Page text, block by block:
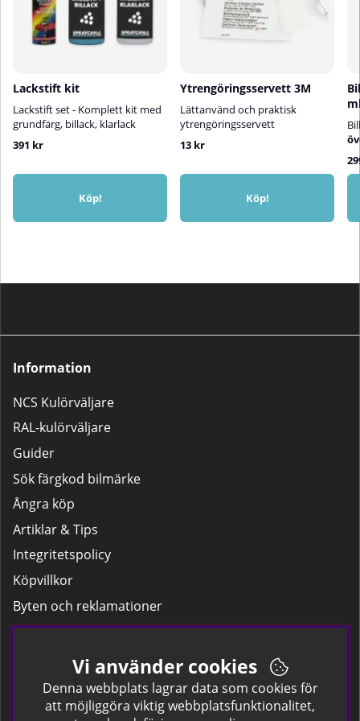
Lackstift kit
Lackstift set - Komplett kit med
grundfärg, billack, klarlack
391 kr
Köp!
Ytrengöringsservett 3M
Lättanvänd och praktisk
ytrengöringsservett
13 kr
Köp!
Information
NCS Kulörväljare
RAL-kulörväljare
Guider
Sök färgkod bilmärke
Ångra köp
Artiklar & Tips
Integritetspolicy
Köpvillkor
Byten och reklamationer
Leverans
Hitta färgkoden på bilen.
Företagskund
Vi använder cookies
Denna webbplats lagrar data som cookies för
att möjliggöra viktig webbplatsfunktionalitet,